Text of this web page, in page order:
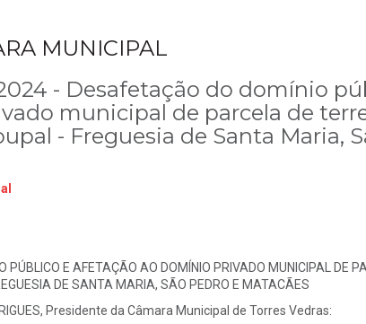
MUNICIPAL
- Desafetação do domínio
municipal de parcela de
- Freguesia de Santa Maria,
PÚBLICO E AFETAÇÃO AO DOMÍNIO PRIVADO MUNICIPAL DE
DE SANTA MARIA, SÃO PEDRO E MATACÃES
Presidente da Câmara Municipal de Torres Vedras: